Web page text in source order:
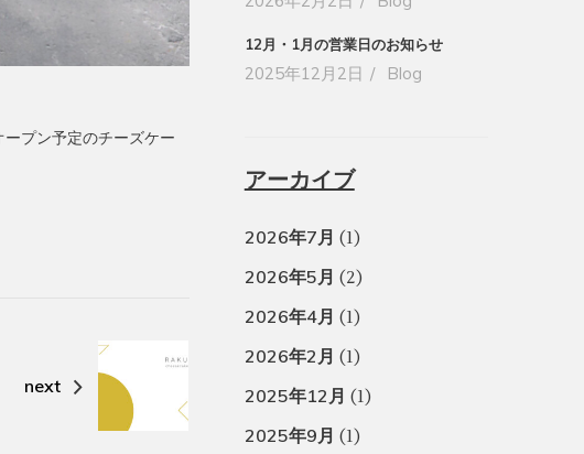
プン予定のチーズケー
next
12月・1月の営業日のお知らせ
2025年12月2日 Blog
アーカイブ
2026年7月 (1)
2026年5月 (2)
2026年4月 (1)
2026年2月 (1)
2025年12月 (1)
2025年9月 (1)